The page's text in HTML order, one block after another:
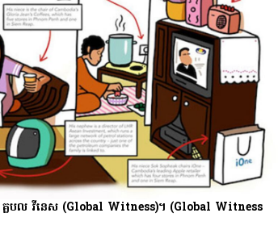
គ្លបល វីនេស (Global Witness)។ (Global Witness